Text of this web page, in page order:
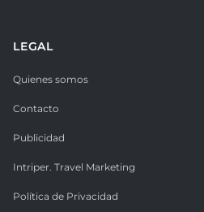
LEGAL
Quienes somos
Contacto
Publicidad
Intriper. Travel Marketing
Política de Privacidad